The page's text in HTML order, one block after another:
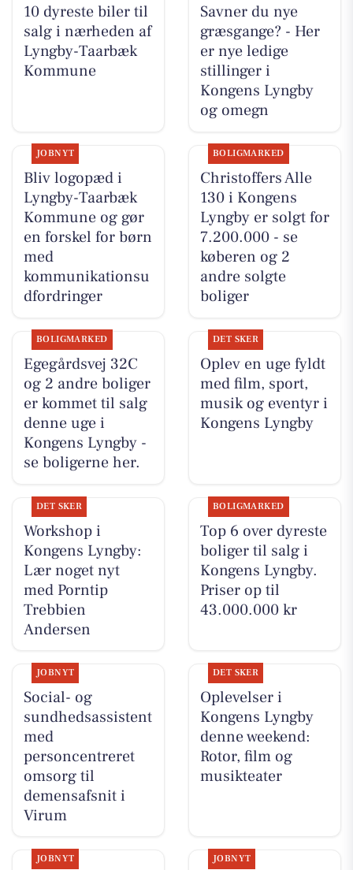
10 dyreste biler til
salg i nærheden af
Lyngby-Taarbæk
Kommune
Savner du nye
græsgange? - Her
er nye ledige
stillinger i
Kongens Lyngby
og omegn
JOBNYT
Bliv logopæd i
Lyngby-Taarbæk
Kommune og gør
en forskel for børn
med
kommunikationsu
dfordringer
BOLIGMARKED
Christoffers Alle
130 i Kongens
Lyngby er solgt for
7.200.000 - se
køberen og 2
andre solgte
boliger
BOLIGMARKED
Egegårdsvej 32C
og 2 andre boliger
er kommet til salg
denne uge i
Kongens Lyngby -
se boligerne her.
DET SKER
Oplev en uge fyldt
med film, sport,
musik og eventyr i
Kongens Lyngby
DET SKER
Workshop i
Kongens Lyngby:
Lær noget nyt
med Porntip
Trebbien
Andersen
BOLIGMARKED
Top 6 over dyreste
boliger til salg i
Kongens Lyngby.
Priser op til
43.000.000 kr
JOBNYT
Social- og
sundhedsassistent
med
personcentreret
omsorg til
demensafsnit i
Virum
DET SKER
Oplevelser i
Kongens Lyngby
denne weekend:
Rotor, film og
musikteater
JOBNYT JOBNYT